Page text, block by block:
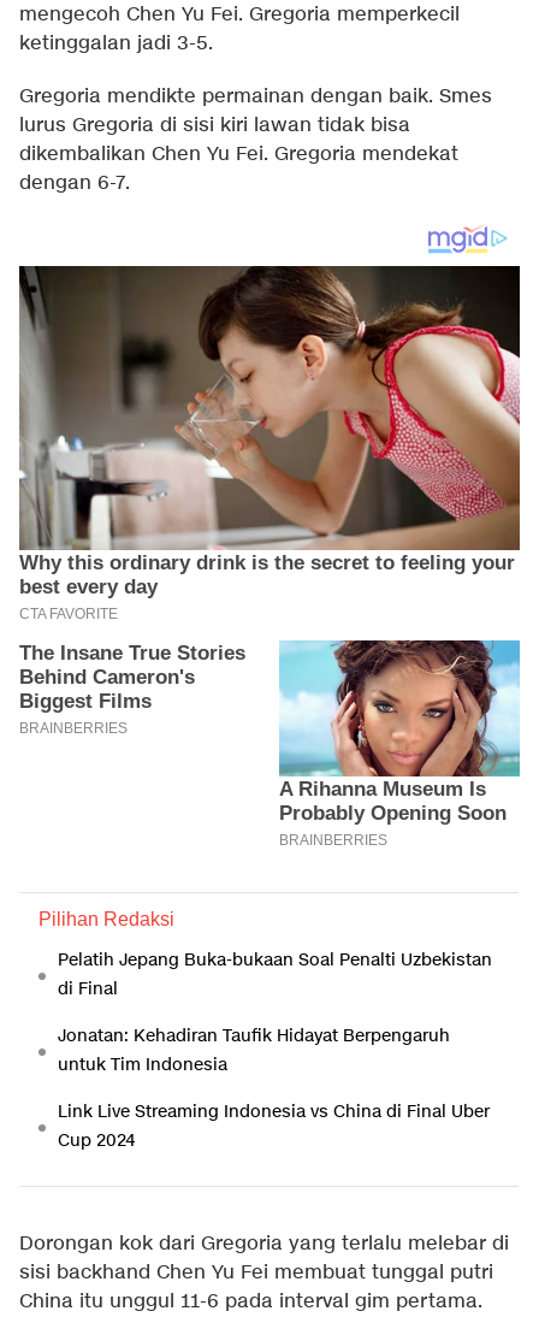
mengecoh Chen Yu Fei. Gregoria memperkecil
ketinggalan jadi 3-5.
Gregoria mendikte permainan dengan baik. Smes
lurus Gregoria di sisi kiri lawan tidak bisa
dikembalikan Chen Yu Fei. Gregoria mendekat
dengan 6-7.
Pilihan Redaksi
Pelatih Jepang Buka-bukaan Soal Penalti Uzbekistan
di Final
Jonatan: Kehadiran Taufik Hidayat Berpengaruh
untuk Tim Indonesia
Link Live Streaming Indonesia vs China di Final Uber
Cup 2024
Dorongan kok dari Gregoria yang terlalu melebar di
sisi backhand Chen Yu Fei membuat tunggal putri
China itu unggul 11-6 pada interval gim pertama.